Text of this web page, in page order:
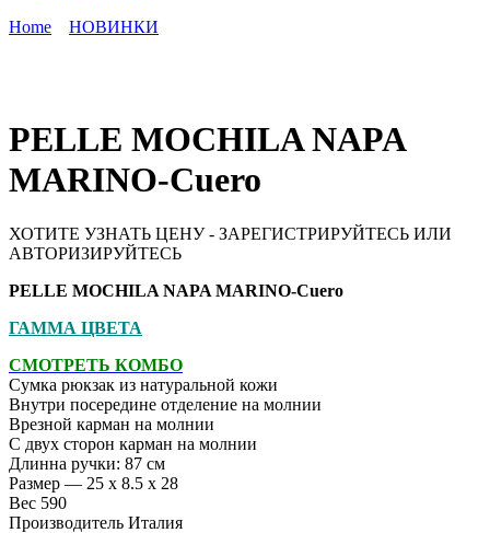
Home
НОВИНКИ
PELLE MOCHILA NAPA
MARINO-Cuero
ХОТИТЕ УЗНАТЬ ЦЕНУ - ЗАРЕГИСТРИРУЙТЕСЬ ИЛИ
АВТОРИЗИРУЙТЕСЬ
PELLE MOCHILA NAPA MARINO-Cuero
ГАММА ЦВЕТА
СМОТРЕТЬ КОМБО
Сумка рюкзак из натуральной кожи
Внутри посередине отделение на молнии
Врезной карман на молнии
С двух сторон карман на молнии
Длинна ручки: 87 см
Размер — 25 х 8.5 х 28
Вес 590
Производитель Италия